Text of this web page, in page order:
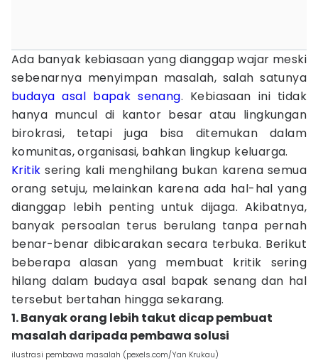
Ada banyak kebiasaan yang dianggap wajar meski
sebenarnya menyimpan masalah, salah satunya
budaya asal bapak senang. Kebiasaan ini tidak
hanya muncul di kantor besar atau lingkungan
birokrasi, tetapi juga bisa ditemukan dalam
komunitas, organisasi, bahkan lingkup keluarga.
Kritik sering kali menghilang bukan karena semua
orang setuju, melainkan karena ada hal-hal yang
dianggap lebih penting untuk dijaga. Akibatnya,
banyak persoalan terus berulang tanpa pernah
benar-benar dibicarakan secara terbuka. Berikut
beberapa alasan yang membuat kritik sering
hilang dalam budaya asal bapak senang dan hal
tersebut bertahan hingga sekarang.
1. Banyak orang lebih takut dicap pembuat
masalah daripada pembawa solusi
ilustrasi pembawa masalah (pexels.com/Yan Krukau)